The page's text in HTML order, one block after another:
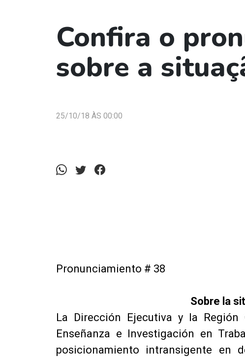
Confira o
sobre a
25/10/18 ÀS 00:00
Pronunciamiento # 38
Sobre la
La Dirección Ejecutiva y la
Enseñanza e Investigación en
posicionamiento intransigente en